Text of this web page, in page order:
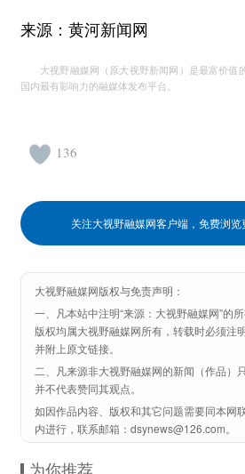
来源：黄河新闻网
大视野融媒网（原大视野新闻网）是最富价值
国内最有影响力的融媒体发布平台。
136
关注大视野融媒网客户端，免费浏
大视野融媒网版权与免责声明：
一、凡本站中注明“来源：大视野融媒网”的
版权均属大视野融媒网所有，转载时必须注
并附上原文链接。
二、凡来源非大视野融媒网的新闻（作品）
并不代表赞同其观点。
如因作品内容、版权和其它问题需要同本网
内进行，联系邮箱：dsynews@126.com。